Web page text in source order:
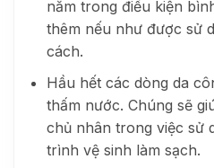
năm trong điều kiện
thêm nếu như được sử
cách.
Hầu hết các dòng da
thấm nước. Chúng sẽ
chủ nhân trong việc sử
trình vệ sinh làm sạch.